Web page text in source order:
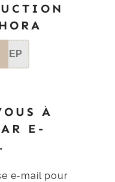
SEP
À
E-
e-mail pour